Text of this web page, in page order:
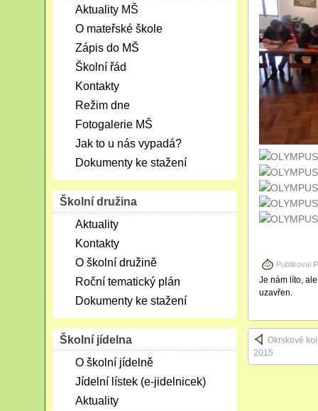
Publikoval
Je nám líto,
uzavřen.
Okrskové
2015
Aktuality MŠ
O mateřské škole
Zápis do MŠ
Školní řád
Kontakty
Režim dne
Fotogalerie MŠ
Jak to u nás vypadá?
Dokumenty ke stažení
Školní družina
Aktuality
Kontakty
O školní družině
Roční tematický plán
Dokumenty ke stažení
Školní jídelna
O školní jídelně
Jídelní lístek (e-jidelnicek)
Aktuality